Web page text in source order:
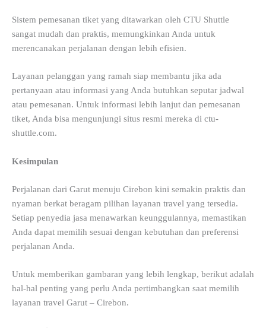
Sistem pemesanan tiket yang ditawarkan oleh CTU Shuttle
sangat mudah dan praktis, memungkinkan Anda untuk
merencanakan perjalanan dengan lebih efisien.
Layanan pelanggan yang ramah siap membantu jika ada
pertanyaan atau informasi yang Anda butuhkan seputar jadwal
atau pemesanan. Untuk informasi lebih lanjut dan pemesanan
tiket, Anda bisa mengunjungi situs resmi mereka di ctu-
shuttle.com.
Kesimpulan
Perjalanan dari Garut menuju Cirebon kini semakin praktis dan
nyaman berkat beragam pilihan layanan travel yang tersedia.
Setiap penyedia jasa menawarkan keunggulannya, memastikan
Anda dapat memilih sesuai dengan kebutuhan dan preferensi
perjalanan Anda.
Untuk memberikan gambaran yang lebih lengkap, berikut adalah
hal-hal penting yang perlu Anda pertimbangkan saat memilih
layanan travel Garut – Cirebon.